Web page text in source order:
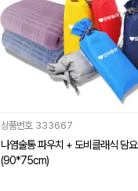
상품번호 333667
나염술통 파우치 + 도비클래식 담요
(90*75cm)